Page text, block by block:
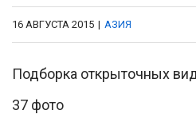
16 АВГУСТА 2015 | АЗИЯ
Подборка открыточных
37 фото